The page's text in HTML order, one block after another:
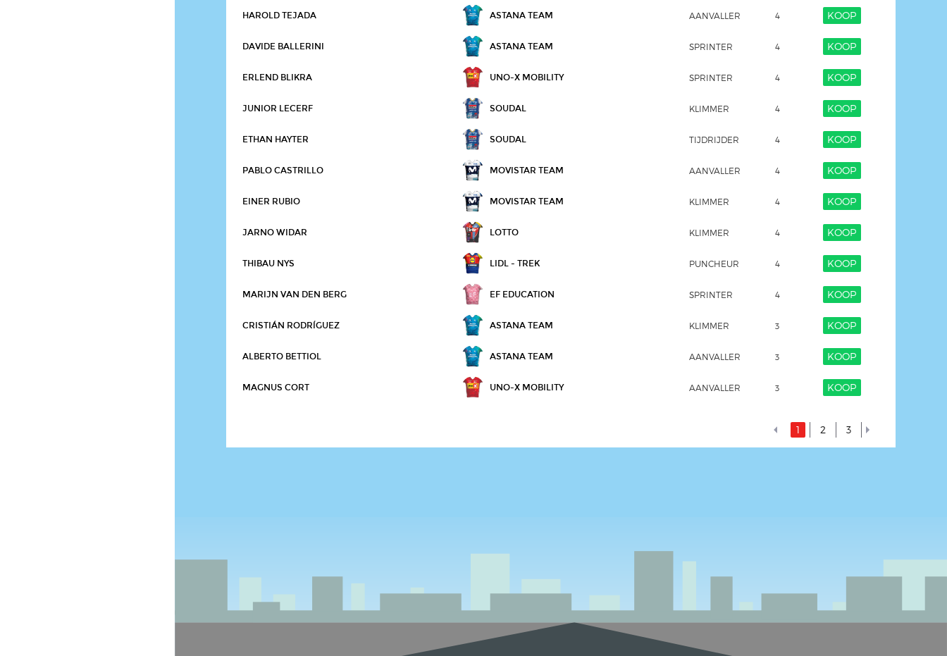
HAROLD TEJADA ASTANA TEAM AANVALLER 4 KOOP
DAVIDE BALLERINI ASTANA TEAM SPRINTER 4 KOOP
ERLEND BLIKRA UNO-X MOBILITY SPRINTER 4 KOOP
JUNIOR LECERF SOUDAL KLIMMER 4 KOOP
ETHAN HAYTER SOUDAL TIJDRIJDER 4 KOOP
PABLO CASTRILLO MOVISTAR TEAM AANVALLER 4 KOOP
EINER RUBIO MOVISTAR TEAM KLIMMER 4 KOOP
JARNO WIDAR LOTTO KLIMMER 4 KOOP
THIBAU NYS LIDL - TREK PUNCHEUR 4 KOOP
MARIJN VAN DEN BERG EF EDUCATION SPRINTER 4 KOOP
CRISTIÁN RODRÍGUEZ ASTANA TEAM KLIMMER 3 KOOP
ALBERTO BETTIOL ASTANA TEAM AANVALLER 3 KOOP
MAGNUS CORT UNO-X MOBILITY AANVALLER 3 KOOP
1 2 3